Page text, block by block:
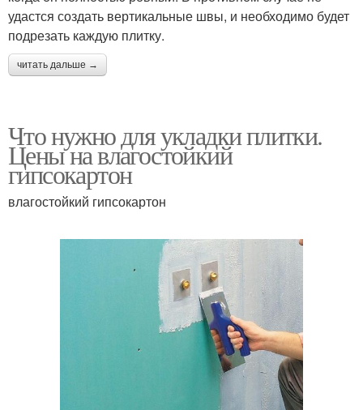
удастся создать вертикальные швы, и необходимо будет
подрезать каждую плитку.
читать дальше →
Что нужно для укладки плитки.
Цены на влагостойкий
гипсокартон
влагостойкий гипсокартон